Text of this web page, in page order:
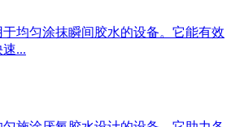
均匀涂抹瞬间胶水的设备。它能有效
...